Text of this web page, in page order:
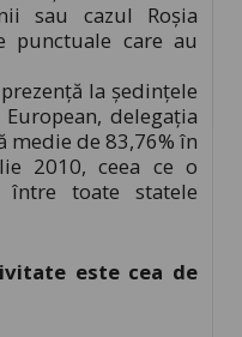
sau cazul Roşia
punctuale care au
la şedinţele
delegaţia
medie de 83,76% în
2010, ceea ce o
toate statele
este cea de